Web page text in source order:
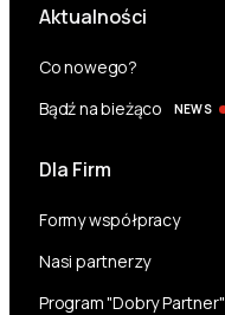
Aktualności
Co nowego?
Bądź na bieżąco
NEWS
Dla Firm
Formy współpracy
Nasi partnerzy
Program "Dobry Partner"